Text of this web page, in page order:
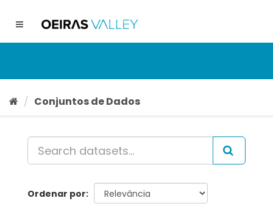
conteúdo
Toggle
Conjuntos de Dados
Ordenar por